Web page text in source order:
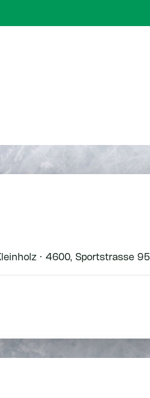
· 4600, Sportstrasse